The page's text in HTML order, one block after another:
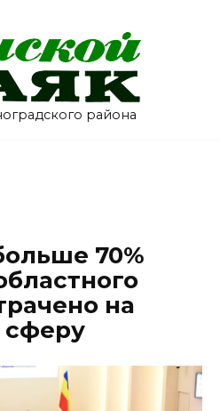
района
70%
на